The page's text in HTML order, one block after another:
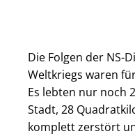
Die Folgen der NS-
Weltkriegs waren
Es lebten nur noch
Stadt, 28
komplett zerstört